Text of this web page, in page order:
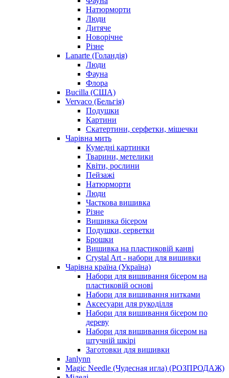
Натюрморти
Люди
Дитяче
Новорічне
Різне
Lanarte (Голандія)
Люди
Фауна
Флора
Bucilla (США)
Vervaco (Бельгія)
Подушки
Картини
Скатертини, серфетки, мішечки
Чарiвна мить
Кумедні картинки
Тварини, метелики
Квіти, рослини
Пейзажі
Натюрморти
Люди
Часткова вишивка
Різне
Вишивка бісером
Подушки, серветки
Брошки
Вишивка на пластиковій канві
Crystal Art - набори для вишивки
Чарівна країна (Україна)
Набори для вишивання бісером на
пластиковій основі
Набори для вишивання нитками
Аксесуари для рукоділля
Набори для вишивання бісером по
дереву
Набори для вишивання бісером на
штучній шкірі
Заготовки для вишивки
Janlynn
Magic Needle (Чудесная игла) (РОЗПРОДАЖ)